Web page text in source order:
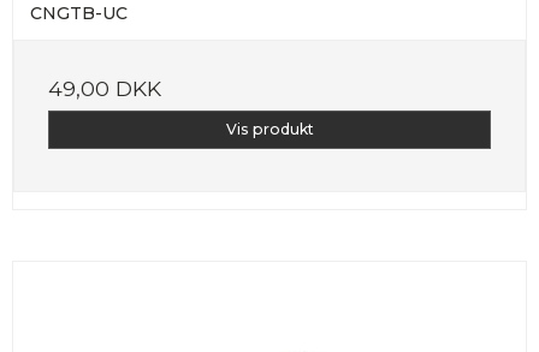
CNGTB-UC
49,00 DKK
Vis produkt